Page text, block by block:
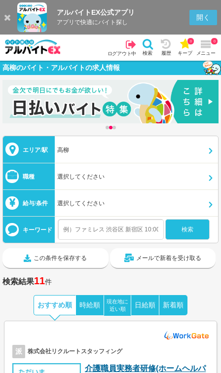
アルバイトEX公式アプリ
アプリで快適にバイト探し
開く
ログアウト中 検索 履歴 キープ
0
メニュー
0
高柳のバイト・アルバイトの求人情報
エリア/駅 高柳
職種 選択してください
給与/条件 選択してください
キーワード
この条件を保存する メールで新着を受け取る
検索結果11件
おすすめ順 時給順
現在地に
近い順
日給順 新着順
派 株式会社リクルートスタッフィング
介護職員実務者研修(ホームヘルパ